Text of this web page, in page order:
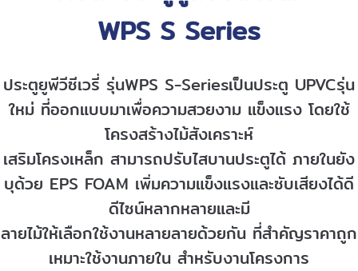
WPS S Series
ประตูยูพีวีซีเวรี่ รุ่นWPS S-Seriesเป็นประตู UPVCรุ่น
ใหม่ ที่ออกแบบมาเพื่อความสวยงาม แข็งแรง โดยใช้
โครงสร้างไม้สังเคราะห์
เสริมโครงเหล็ก สามารถปรับไสบานประตูได้ ภายในยัง
บุด้วย EPS FOAM เพิ่มความแข็งแรงและซับเสียงได้ดี
ดีไซน์หลากหลายและมี
ลายไม้ให้เลือกใช้งานหลายลายด้วยกัน ที่สำคัญราคาถูก
เหมาะใช้งานภายใน สำหรับงานโครงการ